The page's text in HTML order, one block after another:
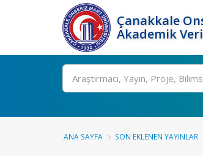
Çanakkale
Akademik
Ara
ANA SAYFA SON EKLENEN YAYINLAR